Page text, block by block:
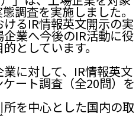
調査を実施しました。
るIR情報英文開示の実
業へ今後のIR活動に役
としています。
に対して、IR情報英文
ート調査（全20問）を
を中心とした国内の取